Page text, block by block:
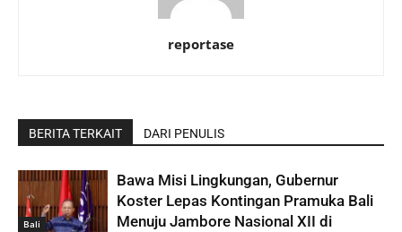
reportase
BERITA TERKAIT DARI PENULIS
Bali
Bawa Misi Lingkungan, Gubernur
Koster Lepas Kontingan Pramuka Bali
Menuju Jambore Nasional XII di